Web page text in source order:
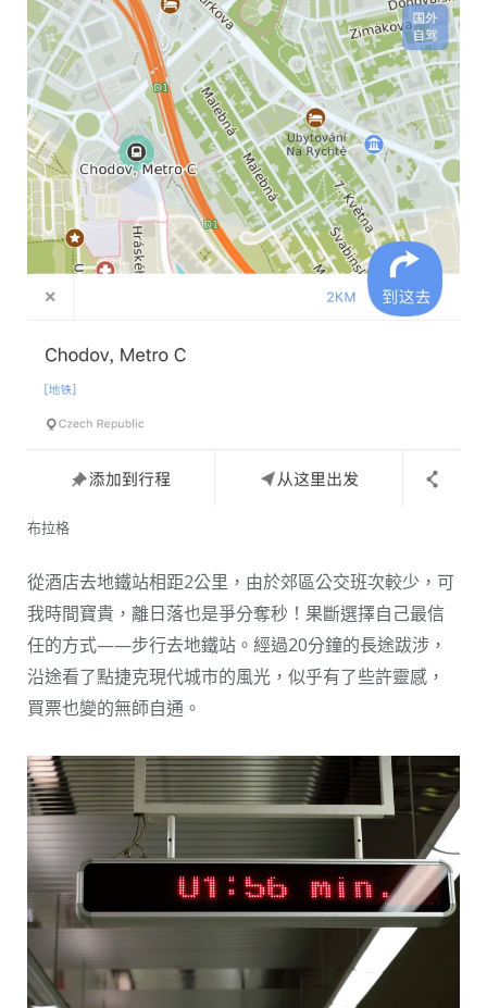
布拉格
從酒店去地鐵站相距2公里，由於郊區公交班次較少，可
我時間寶貴，離日落也是爭分奪秒！果斷選擇自己最信
任的方式——步行去地鐵站。經過20分鐘的長途跋涉，
沿途看了點捷克現代城市的風光，似乎有了些許靈感，
買票也變的無師自通。